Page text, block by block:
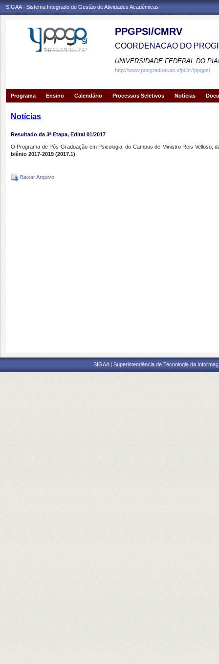
SIGAA - Sistema Integrado de Gestão de Atividades Acadêmicas
PPGPSI/CMRV
COORDENACAO DO
UNIVERSIDADE FEDERAL DO
http://www.posgraduacao.ufpi.br//ppgpsi
Programa Ensino Calendário Processos Seletivos Notícias
Notícias
Resultado da 3ª Etapa, Edital 01/2017
O Programa de Pós-Graduação em Psicologia, do Campus de Ministro Reis
biênio 2017-2019 (2017.1)
Baixar Arquivo
SIGAA | Superintendência de Tecnologia da